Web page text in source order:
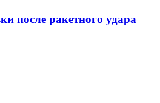
после ракетного удара